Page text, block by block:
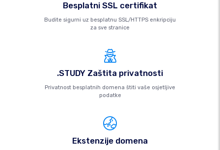
Besplatni SSL certifikat
Budite sigurni uz besplatnu SSL/HTTPS enkripciju
za sve stranice
.STUDY Zaštita privatnosti
Privatnost besplatnih domena štiti vaše osjetljive
podatke
Ekstenzije domena